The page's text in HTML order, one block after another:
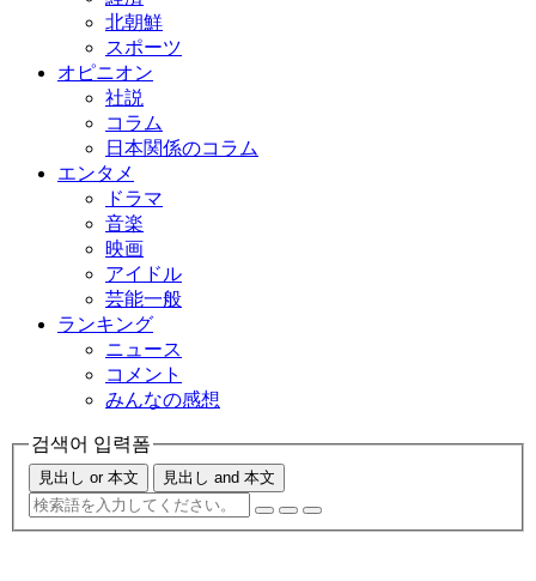
北朝鮮
スポーツ
オピニオン
社説
コラム
日本関係のコラム
エンタメ
ドラマ
音楽
映画
アイドル
芸能一般
ランキング
ニュース
コメント
みんなの感想
검색어 입력폼
見出し or 本文 見出し and 本文